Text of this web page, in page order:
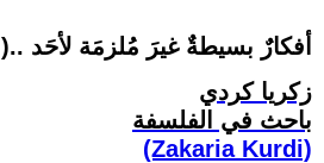
أفكارٌ بسيطةٌ غيرَ مُلزمَة لأحَد ..( 82 )
زكريا كردي
باحث في الفلسفة
(Zakaria Kurdi)